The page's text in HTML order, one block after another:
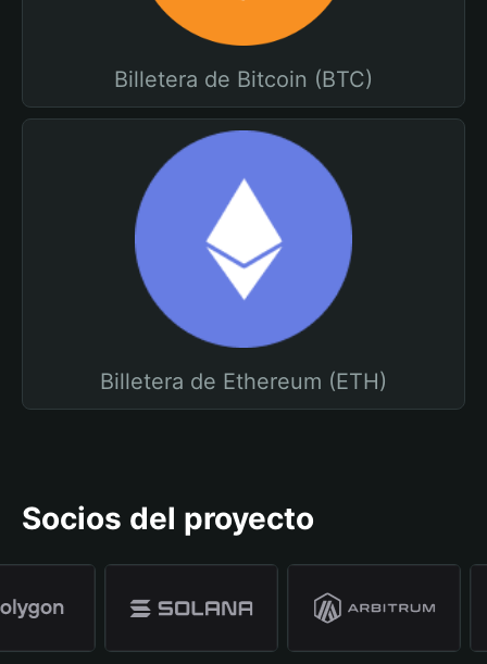
Billetera de Bitcoin (BTC)
Billetera de Ethereum (ETH)
Socios del proyecto